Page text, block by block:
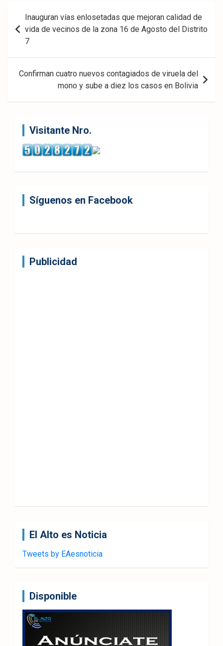
Navegación
de
entradas
Inauguran vías enlosetadas que mejoran calidad de
vida de vecinos de la zona 16 de Agosto del Distrito
7
Confirman cuatro nuevos contagiados de viruela del
mono y sube a diez los casos en Bolivia
Visitante Nro.
Síguenos en Facebook
Publicidad
El Alto es Noticia
Tweets by EAesnoticia
Disponible